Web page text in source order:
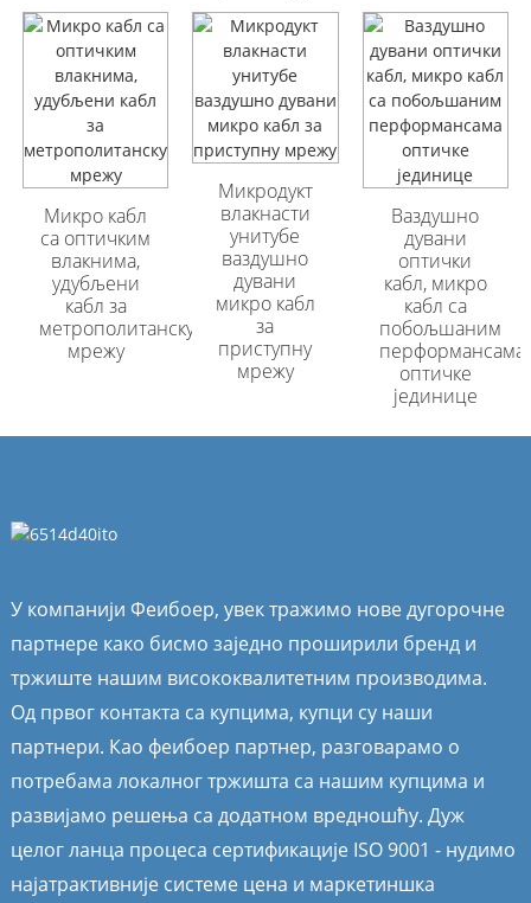
Микро кабл
са оптичким
влакнима,
удубљени
кабл за
метрополитанску
мрежу
Микродукт
влакнасти
унитубе
ваздушно
дувани
микро кабл
за
приступну
мрежу
Ваздушно
дувани
оптички
кабл, микро
кабл са
побољшаним
перформансама
оптичке
јединице
GYFTA53
Оклопљени
спољни оптички
кабл са 96 језгара
GYFTA53
Оклопљени
спољни оптички
кабл са 96 језгара
У компанији Феибоер, увек тражимо нове дугорочне
партнере како бисмо заједно проширили бренд и
тржиште нашим висококвалитетним производима.
Од првог контакта са купцима, купци су наши
партнери. Као феибоер партнер, разговарамо о
потребама локалног тржишта са нашим купцима и
развијамо решења са додатном вредношћу. Дуж
целог ланца процеса сертификације ISO 9001 - нудимо
најатрактивније системе цена и маркетиншка